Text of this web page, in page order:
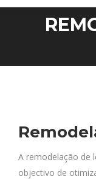
A remodelação de
objectivo de